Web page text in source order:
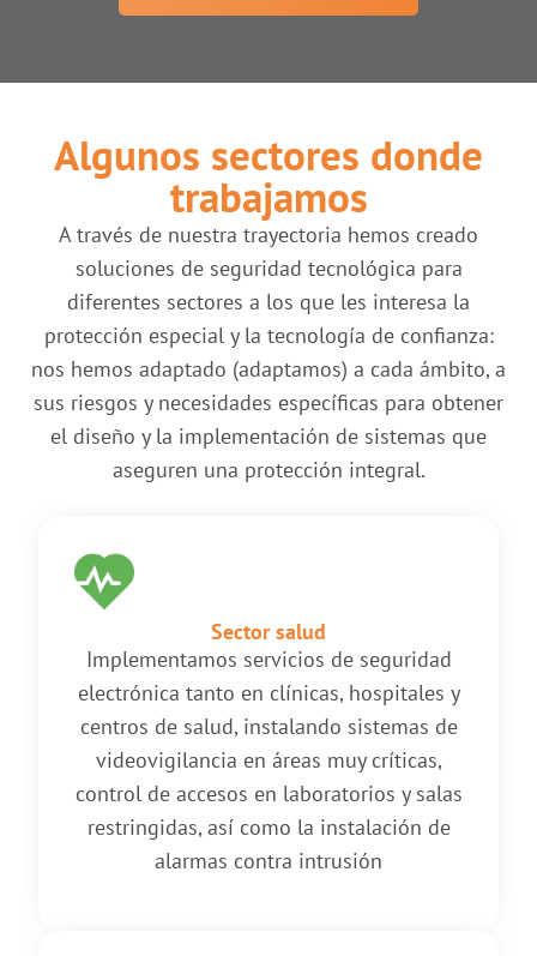
Algunos sectores donde
trabajamos
A través de nuestra trayectoria hemos creado
soluciones de seguridad tecnológica para
diferentes sectores a los que les interesa la
protección especial y la tecnología de confianza:
nos hemos adaptado (adaptamos) a cada ámbito, a
sus riesgos y necesidades específicas para obtener
el diseño y la implementación de sistemas que
aseguren una protección integral.
Sector salud
Implementamos servicios de seguridad
electrónica tanto en clínicas, hospitales y
centros de salud, instalando sistemas de
videovigilancia en áreas muy críticas,
control de accesos en laboratorios y salas
restringidas, así como la instalación de
alarmas contra intrusión